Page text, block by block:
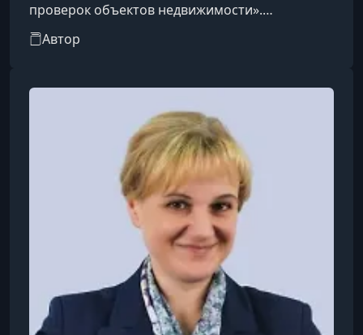
проверок объектов недвижимости».
Проведено более 75 масштабных обучений
онлайн. Обучено более 30.000 человек. Юрист,
рисков при покупке недвижимости.
Автор